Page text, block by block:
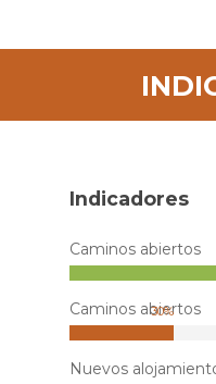
Indicadores
Caminos abiertos
Caminos abiertos
30%
Nuevos